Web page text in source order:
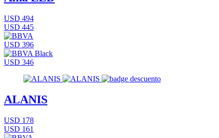
USD 494
USD 445
USD 396
USD 346
ALANIS
USD 178
USD 161